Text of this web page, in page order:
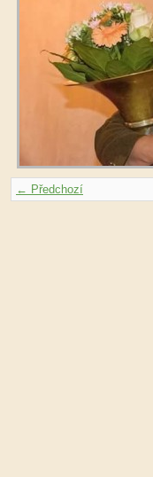
← Předchozí